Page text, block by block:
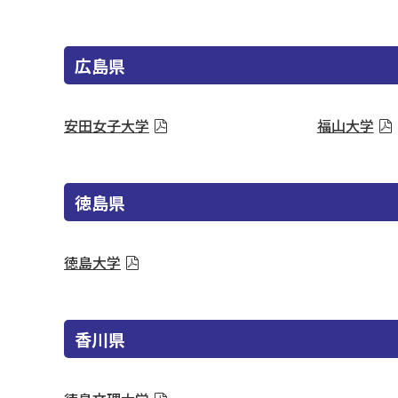
広島県
安田女子大学 福山大学
徳島県
徳島大学
香川県